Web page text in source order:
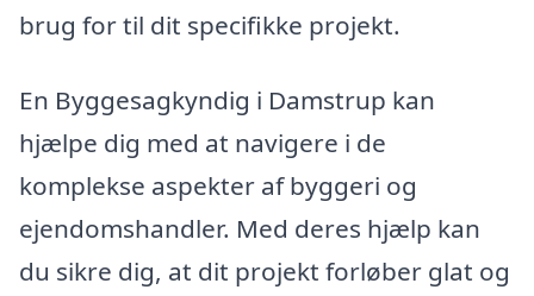
brug for til dit specifikke projekt.
En Byggesagkyndig i Damstrup kan
hjælpe dig med at navigere i de
komplekse aspekter af byggeri og
ejendomshandler. Med deres hjælp kan
du sikre dig, at dit projekt forløber glat og